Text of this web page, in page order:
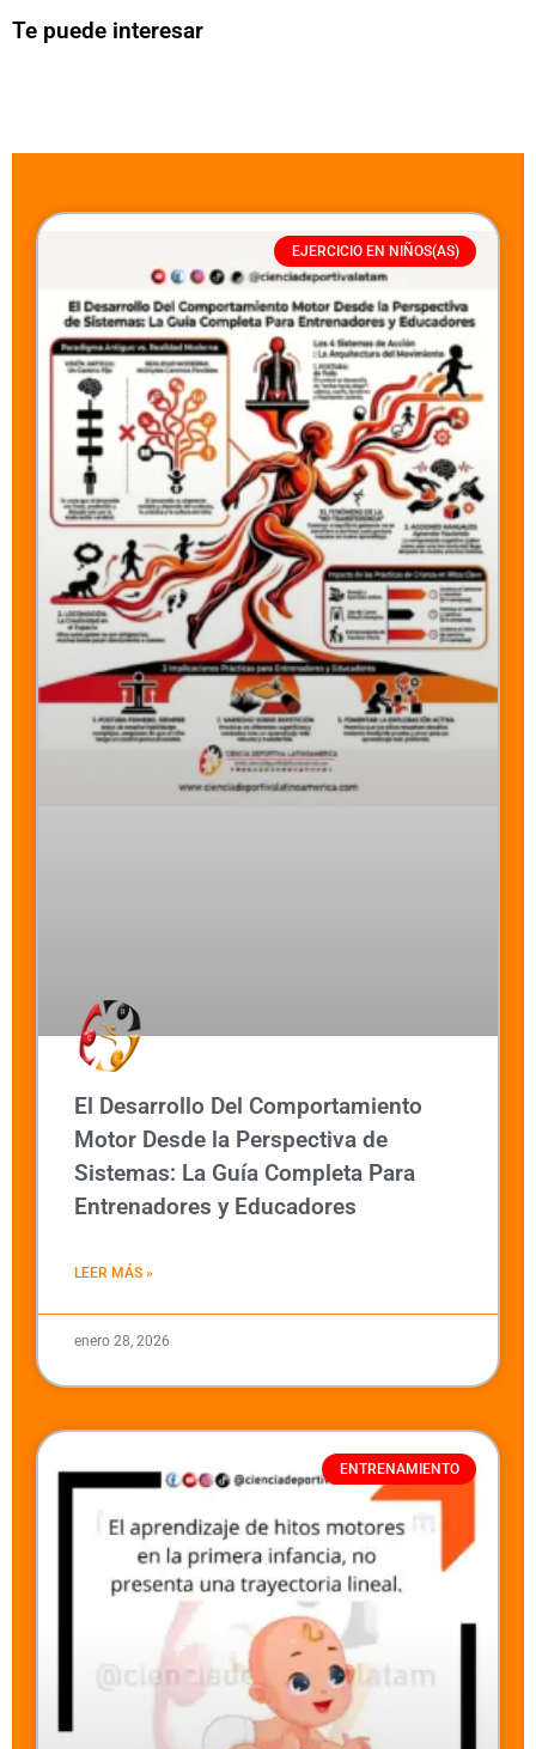
Te puede interesar
EJERCICIO EN NIÑOS(AS)
El Desarrollo Del Comportamiento
Motor Desde la Perspectiva de
Sistemas: La Guía Completa Para
Entrenadores y Educadores
LEER MÁS »
enero 28, 2026
ENTRENAMIENTO